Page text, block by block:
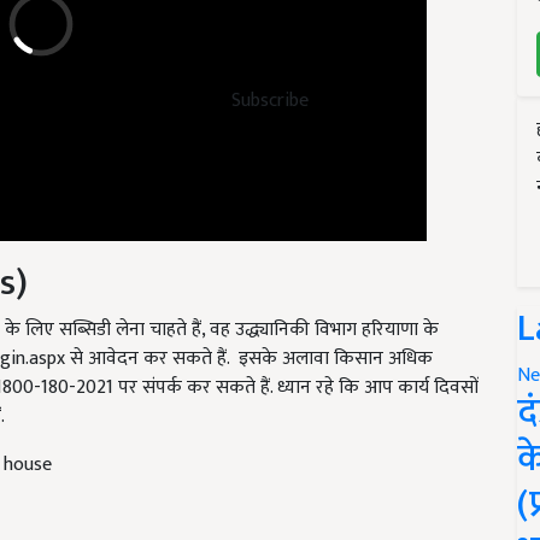
Subscribe
सब्सिडी लेना चाहते हैं, वह उद्ध्यानिकी विभाग हरियाणा के
से आवेदन कर सकते हैं. इसके अलावा किसान अधिक
180-2021 पर संपर्क कर सकते हैं. ध्यान रहे कि आप कार्य दिवसों